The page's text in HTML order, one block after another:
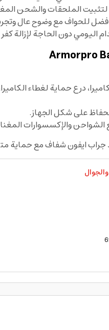
أفضل للحواف مع وضوح عال
اليومي دون الحاجة لإزالة
على شكل الجهاز.